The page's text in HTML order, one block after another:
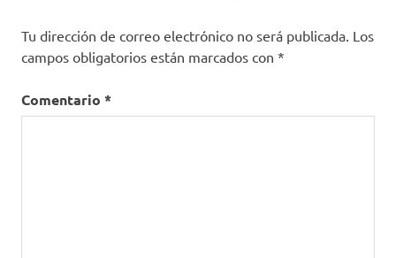
Tu dirección de correo electrónico no será publicada. Los
campos obligatorios están marcados con *
Comentario *